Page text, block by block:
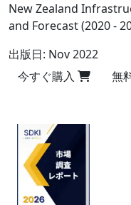
New Zealand
and Forecast (2020 -
出版日: Nov 2022
今すぐ購入
無